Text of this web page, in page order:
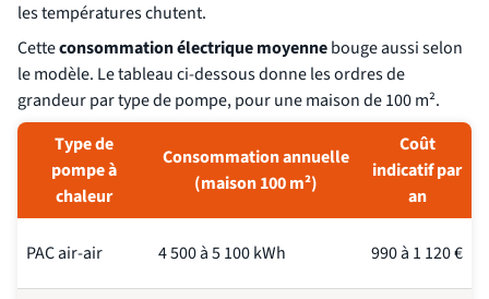
les températures chutent.
Cetteconsommation électrique moyennebouge aussi selon
le modèle. Le tableau ci-dessous donne les ordres de
grandeur par type de pompe, pour une maison de 100 m².
Type de
pompe à
chaleur
Consommation annuelle
(maison 100 m²)
Coût
indicatif par
an
PAC air-air 4 500 à 5 100 kWh 990 à 1 120 €